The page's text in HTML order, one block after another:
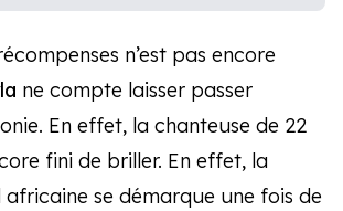
n’est pas encore
ne compte laisser passer
En effet, la chanteuse de 22
fini de briller. En effet, la
africaine se démarque une fois de